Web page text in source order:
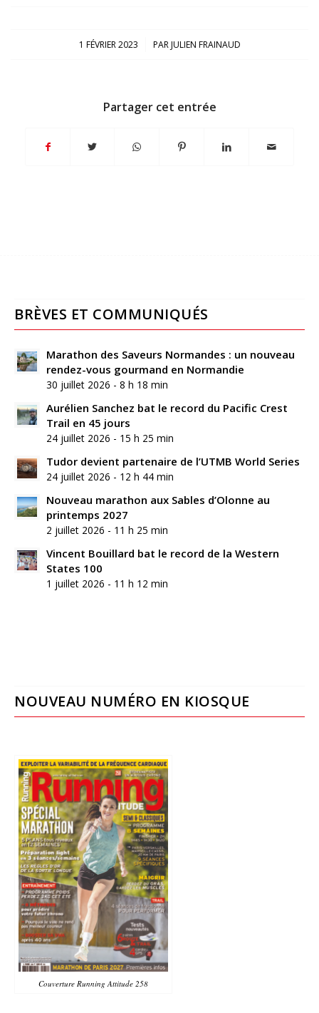
1 FÉVRIER 2023
/ PARJULIEN FRAINAUD
Partager cet entrée
BRÈVES ET COMMUNIQUÉS
Marathon des Saveurs Normandes : un nouveau
rendez-vous gourmand en Normandie
30 juillet 2026 - 8 h 18 min
Aurélien Sanchez bat le record du Pacific Crest
Trail en 45 jours
24 juillet 2026 - 15 h 25 min
Tudor devient partenaire de l’UTMB World Series
24 juillet 2026 - 12 h 44 min
Nouveau marathon aux Sables d’Olonne au
printemps 2027
2 juillet 2026 - 11 h 25 min
Vincent Bouillard bat le record de la Western
States 100
1 juillet 2026 - 11 h 12 min
NOUVEAU NUMÉRO EN KIOSQUE
Couverture Running Attitude 258